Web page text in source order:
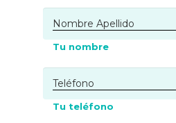
Tu nombre
Tu teléfono